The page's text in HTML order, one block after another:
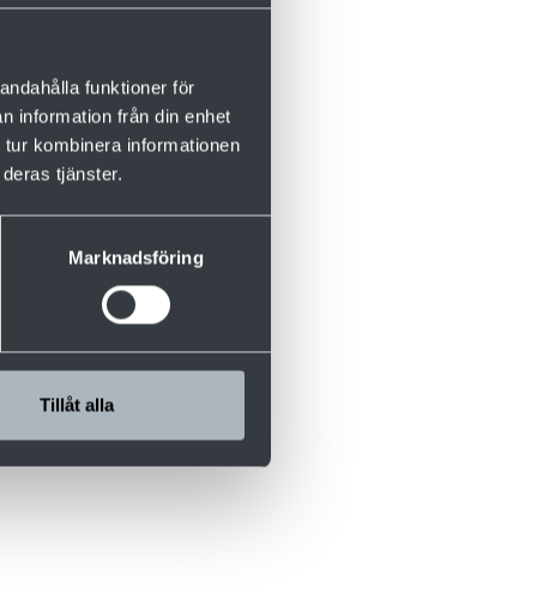
funktioner för
information från din enhet
kombinera informationen
tjänster.
Marknadsföring
Tillåt alla
000 m3